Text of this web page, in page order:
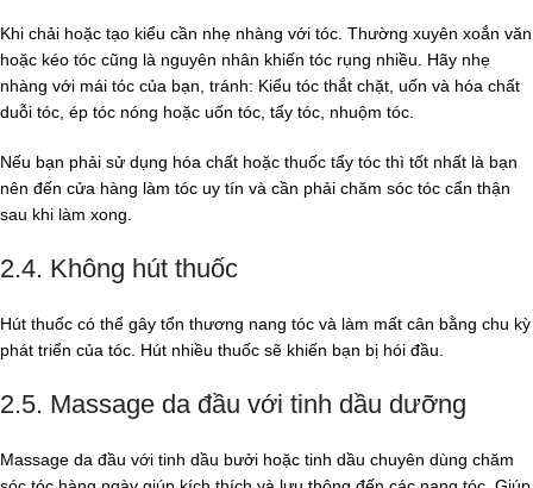
Khi chải hoặc tạo kiểu cần nhẹ nhàng với tóc. Thường xuyên xoắn văn
hoặc kéo tóc cũng là nguyên nhân khiến tóc rụng nhiều. Hãy nhẹ
nhàng với mái tóc của bạn, tránh: Kiểu tóc thắt chặt, uốn và hóa chất
duỗi tóc, ép tóc nóng hoặc uốn tóc, tẩy tóc, nhuộm tóc.
Nếu bạn phải sử dụng hóa chất hoặc thuốc tẩy tóc thì tốt nhất là bạn
nên đến cửa hàng làm tóc uy tín và cần phải chăm sóc tóc cẩn thận
sau khi làm xong.
2.4. Không hút thuốc
Hút thuốc có thể gây tổn thương nang tóc và làm mất cân bằng chu kỳ
phát triển của tóc. Hút nhiều thuốc sẽ khiến bạn bị hói đầu.
2.5. Massage da đầu với tinh dầu dưỡng
Massage da đầu với tinh dầu bưởi hoặc tinh dầu chuyên dùng chăm